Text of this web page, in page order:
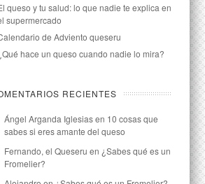
queso y tu salud: lo que nadie te explica en
supermercado
de Adviento queseru
hace un queso cuando nadie lo mira?
RECIENTES
Ángel Arganda Iglesiasen 10 cosas que
sabes si eres amante del queso
Fernando, el Queseru en ¿Sabes qué es un
Fromelier?